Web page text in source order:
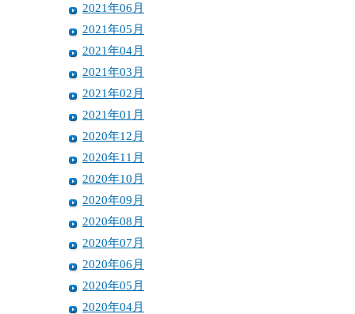
2021年06月
2021年05月
2021年04月
2021年03月
2021年02月
2021年01月
2020年12月
2020年11月
2020年10月
2020年09月
2020年08月
2020年07月
2020年06月
2020年05月
2020年04月